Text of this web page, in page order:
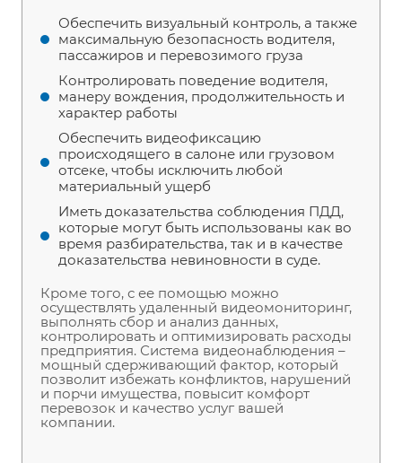
Обеспечить визуальный контроль, а также
максимальную безопасность водителя,
пассажиров и перевозимого груза
Контролировать поведение водителя,
манеру вождения, продолжительность и
характер работы
Обеспечить видеофиксацию
происходящего в салоне или грузовом
отсеке, чтобы исключить любой
материальный ущерб
Иметь доказательства соблюдения ПДД,
которые могут быть использованы как во
время разбирательства, так и в качестве
доказательства невиновности в суде.
Кроме того, с ее помощью можно
осуществлять удаленный видеомониторинг,
выполнять сбор и анализ данных,
контролировать и оптимизировать расходы
предприятия. Система видеонаблюдения –
мощный сдерживающий фактор, который
позволит избежать конфликтов, нарушений
и порчи имущества, повысит комфорт
перевозок и качество услуг вашей
компании.